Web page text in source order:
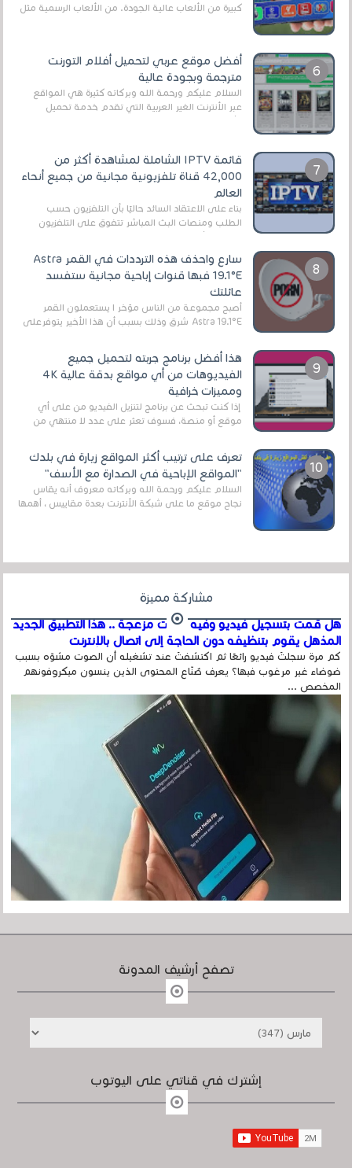
كبيرة من الألعاب عالية الجودة. من الألعاب الرسمية مثل
أفضل موقع عربي لتحميل أفلام التورنت
مترجمة وبجودة عالية
السلام عليكم ورحمة الله وبركاته كثيرة هي المواقع
عبر الأنترنت الغير العربية التي تقدم خدمة تحميل
الأفلام على التورنت ، ومعظم هذه المواقع ل...
قائمة IPTV الشاملة لمشاهدة أكثر من
42,000 قناة تلفزيونية مجانية من جميع أنحاء
العالم
بناءً على الاعتقاد السائد حاليًا بأن التلفزيون حسب
الطلب ومنصات البث المباشر تتفوق على التلفزيون
الرقمي الأرضي التقليدي، يُعدّ IPTV-org خيار...
سارع واحذف هذه الترددات في القمر Astra
19.1°E فبها قنوات إباحية مجانية ستفسد
عائلتك
أصبح مجموعة من الناس مؤخر ا يستعملون القمر
Astra 19.1°E شرق وذلك بسبب أن هذا الأخير يتوفرعلى
هذا أفضل برنامج جربته لتحميل جميع
الفيديوهات من أي مواقع بدقة عالية 4K
ومميزات خرافية
إذا كنت تبحث عن برنامج لتنزيل الفيديو من على أي
موقع أو منصة، فسوف تعثر على عدد لا منتهي من
تعرف على ترتيب أكثر المواقع زيارة في بلدك
"المواقع الإباحية في الصدارة مع الأسف"
السلام عليكم ورحمة الله وبركاته معروف أنه يقاس
نجاح موقع ما على شبكة الأنترنت بعدة مقاييس ، أهمها
مشاركة مميزة
هل قمت بتسجيل فيديو وفيه أصوت مزعجة .. هذا التطبيق الجديد
المذهل يقوم بتنظيفه دون الحاجة إلى اتصال بالإنترنت
كم مرة سجلتَ فيديو رائعًا ثم اكتشفتَ عند تشغيله أن الصوت مشوّه بسبب
ضوضاء غير مرغوب فيها؟ يعرف صُنّاع المحتوى الذين ينسون ميكروفونهم
المخصص ...
تصفح أرشيف المدونة
إشترك في قناتي على اليوتوب